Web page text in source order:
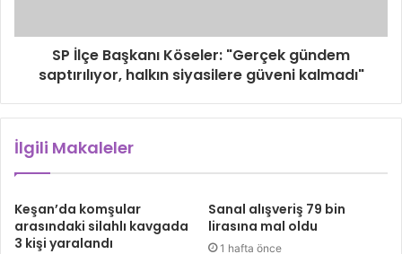
SP İlçe Başkanı Köseler: "Gerçek gündem
saptırılıyor, halkın siyasilere güveni kalmadı"
İlgili Makaleler
Keşan’da komşular
arasındaki silahlı kavgada
3 kişi yaralandı
Sanal alışveriş 79 bin
lirasına mal oldu
1 hafta önce